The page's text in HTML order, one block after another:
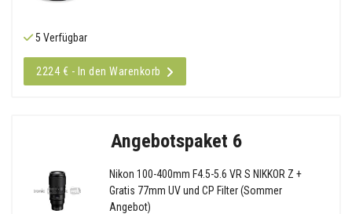
5 Verfügbar
2224 € - In den Warenkorb
Angebotspaket 6
Nikon 100-400mm F4.5-5.6 VR S NIKKOR Z +
Gratis 77mm UV und CP Filter (Sommer
Angebot)